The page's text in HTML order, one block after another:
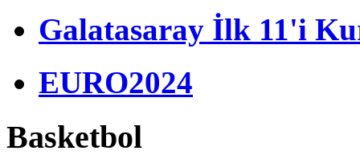
Galatasaray İlk 11'i
EURO2024
Basketbol